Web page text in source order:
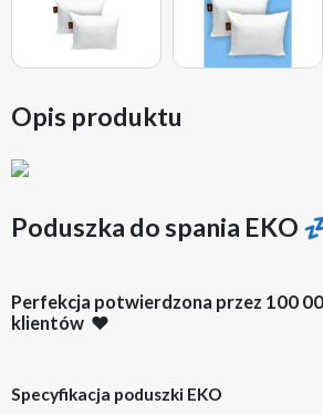
Opis produktu
Poduszka do spania EKO
Perfekcja potwierdzona przez 100
klientów ♥️
Specyfikacja poduszki EKO